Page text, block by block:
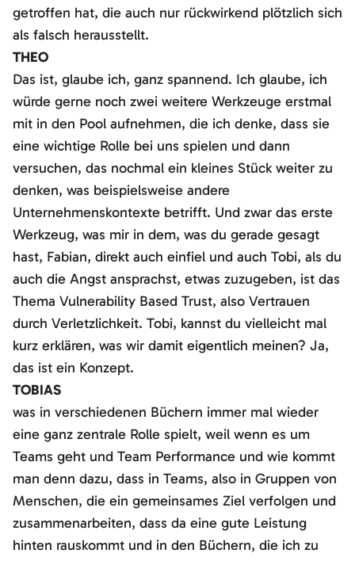
getroffen hat, die auch nur rückwirkend plötzlich sich
als falsch herausstellt.
THEO
Das ist, glaube ich, ganz spannend. Ich glaube, ich
würde gerne noch zwei weitere Werkzeuge erstmal
mit in den Pool aufnehmen, die ich denke, dass sie
eine wichtige Rolle bei uns spielen und dann
versuchen, das nochmal ein kleines Stück weiter zu
denken, was beispielsweise andere
Unternehmenskontexte betrifft. Und zwar das erste
Werkzeug, was mir in dem, was du gerade gesagt
hast, Fabian, direkt auch einfiel und auch Tobi, als du
auch die Angst ansprachst, etwas zuzugeben, ist das
Thema Vulnerability Based Trust, also Vertrauen
durch Verletzlichkeit. Tobi, kannst du vielleicht mal
kurz erklären, was wir damit eigentlich meinen? Ja,
das ist ein Konzept.
TOBIAS
was in verschiedenen Büchern immer mal wieder
eine ganz zentrale Rolle spielt, weil wenn es um
Teams geht und Team Performance und wie kommt
man denn dazu, dass in Teams, also in Gruppen von
Menschen, die ein gemeinsames Ziel verfolgen und
zusammenarbeiten, dass da eine gute Leistung
hinten rauskommt und in den Büchern, die ich zu